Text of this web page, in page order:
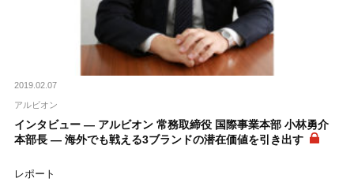
2019.02.07
アルビオン
インタビュー ― アルビオン 常務取締役 国際事業本部 小林勇介
本部長 ― 海外でも戦える3ブランドの潜在価値を引き出す
レポート